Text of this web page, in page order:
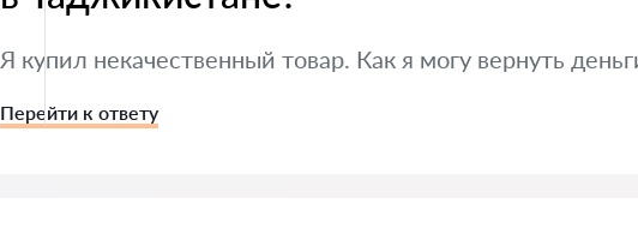
Я купил некачественный товар. Как я могу вернуть
Перейти к ответу